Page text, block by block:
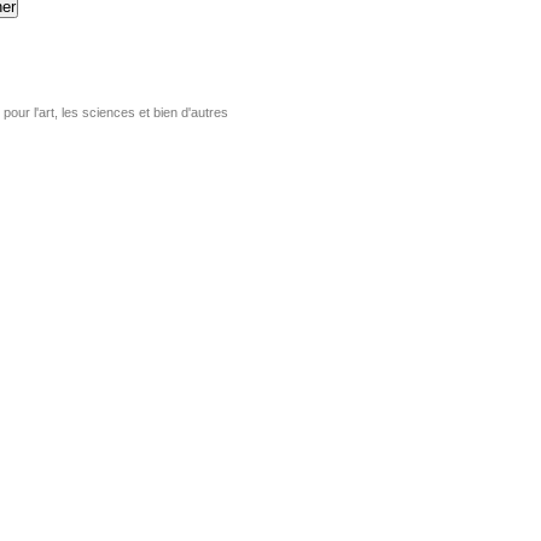
pour l'art, les sciences et bien d'autres